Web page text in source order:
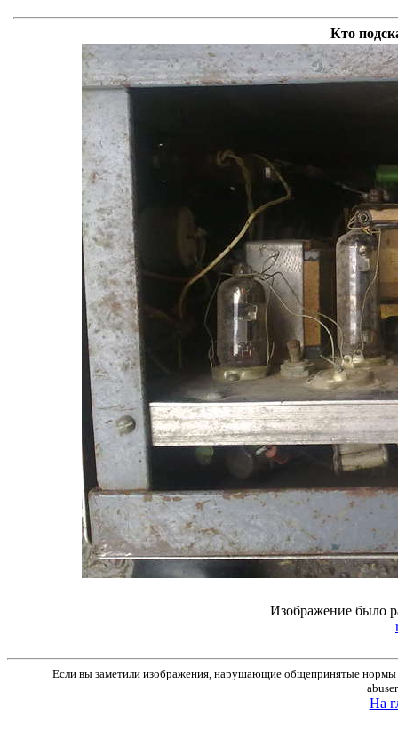
Кто
Изображение было
Если вы заметили изображения, нарушающие общепринятые нормы
На